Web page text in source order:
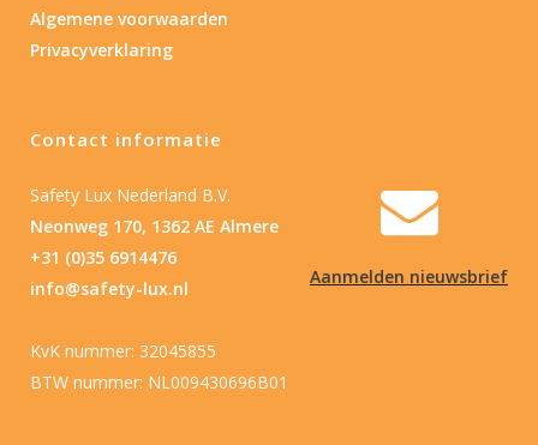
Aanmelden nieuwsbrief
Algemene voorwaarden
Privacyverklaring
Contact informatie
Safety Lux Nederland B.V.
Neonweg 170, 1362 AE Almere
+31 (0)35 6914476
info@safety-lux.nl
KvK nummer: 32045855
BTW nummer: NL009430696B01